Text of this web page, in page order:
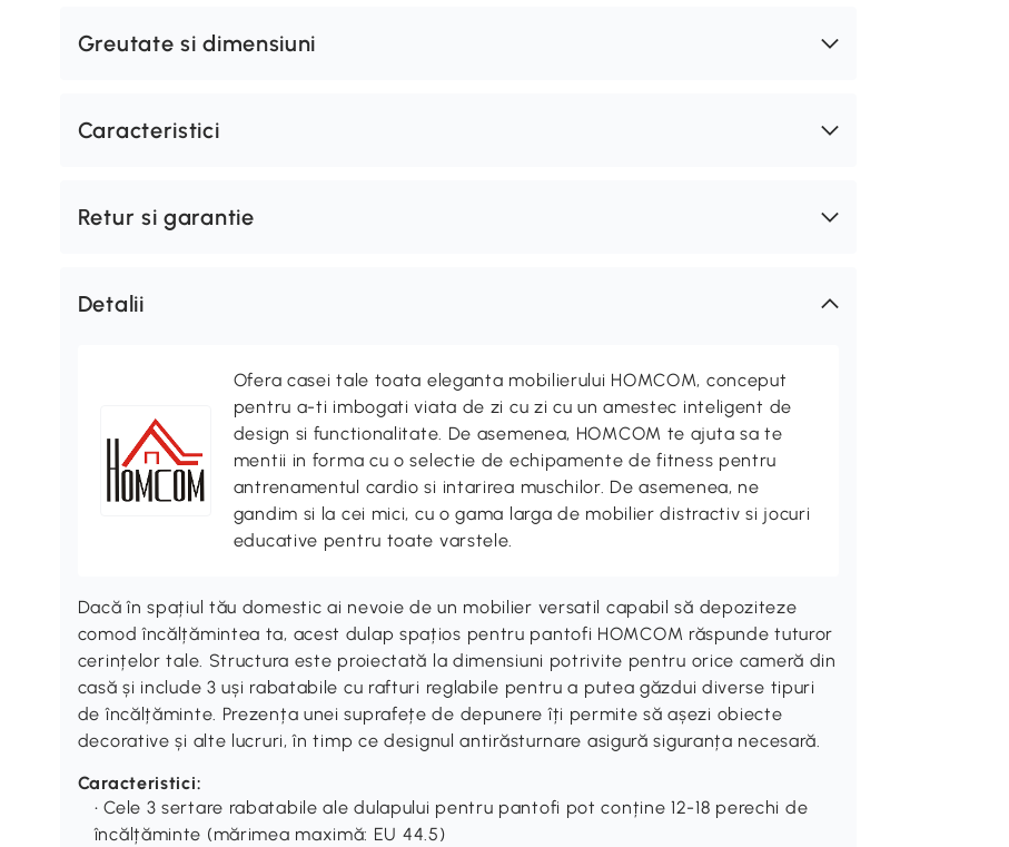
Greutate si dimensiuni
Caracteristici
Retur si garantie
Detalii
Ofera casei tale toata eleganta mobilierului HOMCOM, conceput
pentru a-ti imbogati viata de zi cu zi cu un amestec inteligent de
design si functionalitate. De asemenea, HOMCOM te ajuta sa te
mentii in forma cu o selectie de echipamente de fitness pentru
antrenamentul cardio si intarirea muschilor. De asemenea, ne
gandim si la cei mici, cu o gama larga de mobilier distractiv si jocuri
educative pentru toate varstele.
Dacă în spațiul tău domestic ai nevoie de un mobilier versatil capabil să depoziteze
comod încălțămintea ta, acest dulap spațios pentru pantofi HOMCOM răspunde tuturor
cerințelor tale. Structura este proiectată la dimensiuni potrivite pentru orice cameră din
casă și include 3 uși rabatabile cu rafturi reglabile pentru a putea găzdui diverse tipuri
de încălțăminte. Prezența unei suprafețe de depunere îți permite să așezi obiecte
decorative și alte lucruri, în timp ce designul antirăsturnare asigură siguranța necesară.
Caracteristici:
• Cele 3 sertare rabatabile ale dulapului pentru pantofi pot conține 12-18 perechi de
încălțăminte (mărimea maximă: EU 44.5)